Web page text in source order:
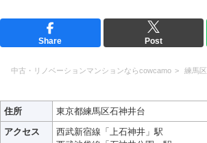
Share Post
中古・リノベーションマンションならcowcamo 練馬区
住所
東京都練馬区石神井台
アクセス
西武新宿線「上石神井」駅